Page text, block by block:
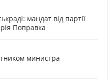
мандат від партії
Поправка
министра